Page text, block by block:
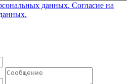
данных. Согласие на